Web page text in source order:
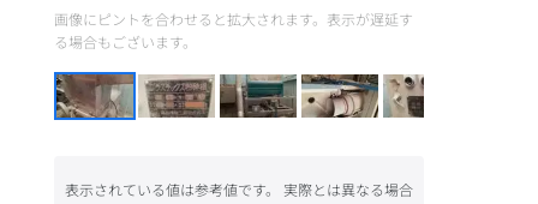
画像にピントを合わせると拡大されます。表示が遅延す
る場合もございます。
表示されている値は参考値です。 実際とは異なる場合